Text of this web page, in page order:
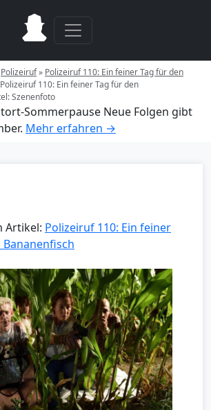
Polizeiruf» Polizeiruf 110: Ein feiner Tag für den
110: Ein feiner Tag für den
Szenenfoto
Sommerpause Neue Folgen gibt
Mehr erfahren →
Artikel: Polizeiruf 110: Ein feiner